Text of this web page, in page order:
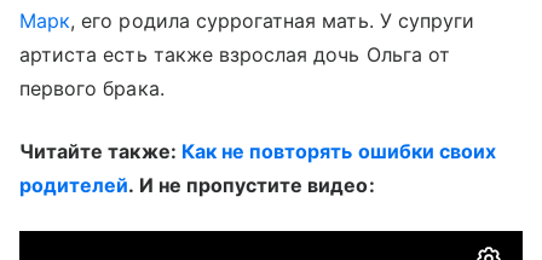
Марк, его родила суррогатная мать. У супруги
артиста есть также взрослая дочь Ольга от
первого брака.
Читайте также: Как не повторять ошибки своих
родителей. И не пропустите видео: